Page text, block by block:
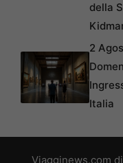
della
2
Italia
Viagginews.com